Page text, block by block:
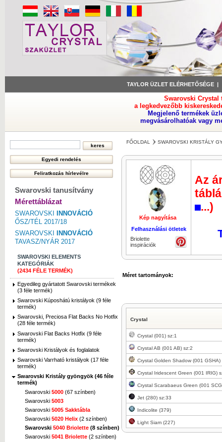
TAYLOR ÜZLET ELÉRHETŐSÉGE
Swarovski Crystal
a legkedvezőbb
Megjelenő termékek
megvásárolhatóak vagy
Swarovski tanusítvány
Mérettáblázat
SWAROVSKI
INNOVÁCIÓ
ŐSZ/TÉL 2017/18
SWAROVSKI
INNOVÁCIÓ
TAVASZ/NYÁR 2017
SWAROVSKI ELEMENTS
KATEGÓRIÁK
(2434 FÉLE TERMÉK)
Egyedileg gyártatott Swarovski termékek
(3 féle termék)
Swarovski Kúposhátú kristályok (9 féle
termék)
Swarovski, Preciosa Flat Backs No Hotfix
(28 féle termék)
Swarovski Flat Backs Hotfix (9 féle
termék)
Swarovski Kristályok és foglalatok
Swarovski Varrható kristályok (17 féle
termék)
Swarovski Kristály gyöngyök (46 féle
termék)
Swarovski 5000 (67 színben)
Swarovski 5003
Swarovski 5005 Sakktábla
Swarovski 5020 Helix (2 színben)
Swarovski 5040 Briolette (8 színben)
Swarovski 5041 Briolette (2 színben)
FŐOLDAL SWAROVSKI KRISTÁLY
Kép nagyítása
Felhasználási ötletek
Briolette
inspirációk
Az
...)
Méret tartományok:
Crystal
Crystal (001) sz:1
Crystal AB (001 AB) sz:2
Crystal Golden Shadow (001 GSHA)
Crystal Iridescent Green (001 IRIG)
Crystal Scarabaeus Green (001
Jet (280) sz:33
Indicolite (379)
Light Siam (227)